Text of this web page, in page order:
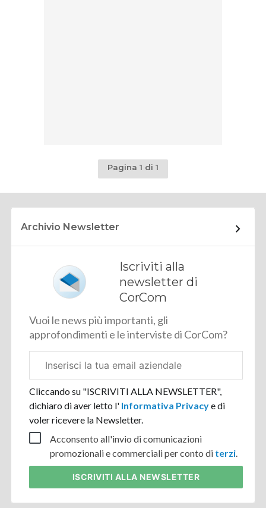
Pagina 1 di 1
Archivio Newsletter
Iscriviti alla
newsletter di
CorCom
Vuoi le news più importanti, gli
approfondimenti e le interviste di CorCom?
aziendale
Cliccando su "ISCRIVITI ALLA NEWSLETTER",
dichiaro di aver letto l' Informativa Privacye di
voler ricevere la Newsletter.
Acconsento all'invio di comunicazioni
promozionali e commerciali per conto di terzi.
ISCRIVITI ALLA NEWSLETTER